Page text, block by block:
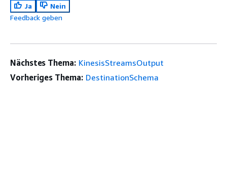
Ja
Nein
Feedback geben
Nächstes Thema: KinesisStreamsOutput
Vorheriges Thema: DestinationSchema